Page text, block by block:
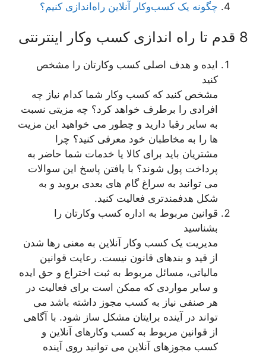
چگونه یک کسب‌وکار آنلاین راه‌اندازی کنیم؟
8 قدم تا راه اندازی کسب وکار اینترنتی
ایده و هدف اصلی کسب وکارتان را مشخص
کنید
مشخص کنید که کسب وکار شما کدام نیاز چه
افرادی را برطرف خواهد کرد؟ چه مزیتی نسبت
به سایر رقبا دارید و چطور می خواهید این مزیت
ها را به مخاطبان خود معرفی کنید؟ چرا
مشتریان باید برای کالا یا خدمات شما حاضر به
پرداخت پول شوند؟ با یافتن پاسخ این سوالات
می توانید به سراغ گام های بعدی بروید و به
شکل هدفمندتری فعالیت کنید.
قوانین مربوط به اداره کسب وکارتان را
بشناسید
مدیریت یک کسب وکار آنلاین به معنی رها شدن
از قید و بندهای قانون نیست. رعایت قوانین
مالیاتی، مسائل مربوط به ثبت اختراع و حق ایده
و سایر مواردی که ممکن است برای فعالیت در
هر صنفی نیاز به کسب مجوز داشته باشد می
تواند در آینده برایتان مشکل ساز شود. با آگاهی
از قوانین مربوط به کسب وکارهای آنلاین و
کسب مجوزهای آنلاین می توانید روی آینده